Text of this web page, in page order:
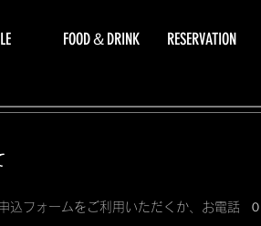
FOOD＆DRINK RESERVATION
込フォームをご利用いただくか、お電話